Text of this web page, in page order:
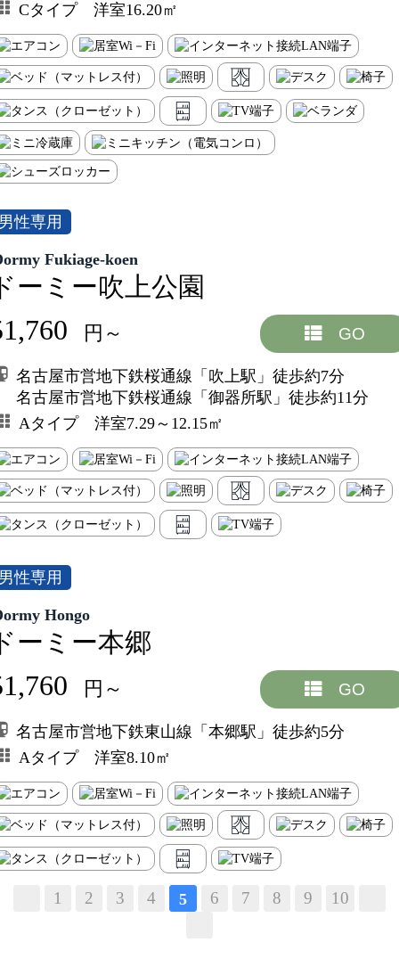
Cタイプ 洋室16.20㎡
性専用
Fukiage-koen
ーミー吹上公園
円～ GO
名古屋市営地下鉄桜通線「吹上駅」徒歩約7分
名古屋市営地下鉄桜通線「御器所駅」徒歩約11分
Aタイプ 洋室7.29～12.15㎡
性専用
Hongo
ーミー本郷
円～ GO
名古屋市営地下鉄東山線「本郷駅」徒歩約5分
Aタイプ 洋室8.10㎡
1 2 3 4 5 6 7 8 9 10